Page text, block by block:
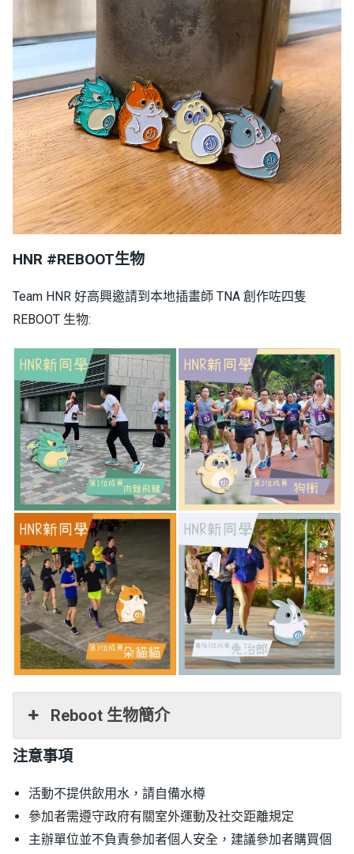
HNR #REBOOT生物
Team HNR 好高興邀請到本地插畫師 TNA 創作咗四隻
REBOOT 生物:
Reboot 生物簡介
注意事項
活動不提供飲用水，請自備水樽
參加者需遵守政府有關室外運動及社交距離規定
主辦單位並不負責參加者個人安全，建議參加者購買個